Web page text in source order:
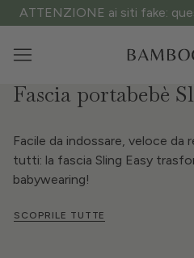
ATTENZIONE ai siti fake:
Fascia portabebè
Facile da indossare, veloce
tutti: la fascia Sling Easy
babywearing!
SCOPRILE TUTTE